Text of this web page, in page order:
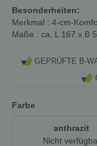
Besonderheiten:
Merkmal : 4-cm-
Maße : ca. L 167 x B
GEPRÜFTE B-
Farbe
anthrazit
Nicht